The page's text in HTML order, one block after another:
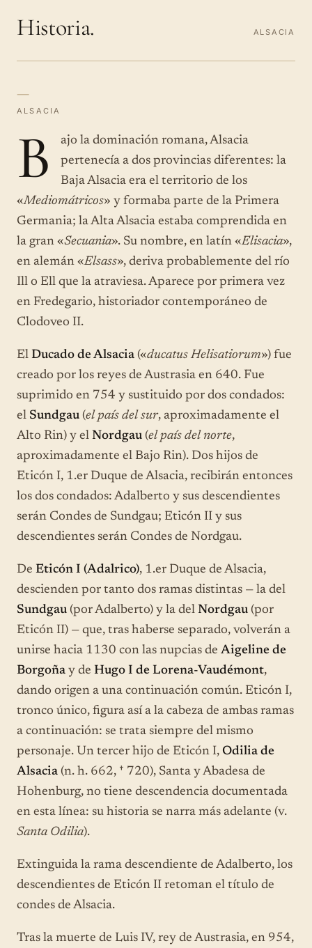
Historia. ALSACIA
—
ALSACIA
B
ajo la dominación romana, Alsacia
pertenecía a dos provincias diferentes: la
Baja Alsacia era el territorio de los
«Mediomátricos» y formaba parte de la Primera
Germania; la Alta Alsacia estaba comprendida en
la gran «Secuania». Su nombre, en latín «Elisacia»,
en alemán «Elsass», deriva probablemente del río
Ill o Ell que la atraviesa. Aparece por primera vez
en Fredegario, historiador contemporáneo de
Clodoveo II.
El Ducado de Alsacia («ducatus Helisatiorum») fue
creado por los reyes de Austrasia en 640. Fue
suprimido en 754 y sustituido por dos condados:
el Sundgau (el país del sur, aproximadamente el
Alto Rin) y el Nordgau (el país del norte,
aproximadamente el Bajo Rin). Dos hijos de
Eticón I, 1.er Duque de Alsacia, recibirán entonces
los dos condados: Adalberto y sus descendientes
serán Condes de Sundgau; Eticón II y sus
descendientes serán Condes de Nordgau.
De Eticón I (Adalrico), 1.er Duque de Alsacia,
descienden por tanto dos ramas distintas — la del
Sundgau (por Adalberto) y la del Nordgau (por
Eticón II) — que, tras haberse separado, volverán a
unirse hacia 1130 con las nupcias de Aigeline de
Borgoña y de Hugo I de Lorena-Vaudémont,
dando origen a una continuación común. Eticón I,
tronco único, figura así a la cabeza de ambas ramas
a continuación: se trata siempre del mismo
personaje. Un tercer hijo de Eticón I, Odilia de
Alsacia (n. h. 662, † 720), Santa y Abadesa de
Hohenburg, no tiene descendencia documentada
en esta línea: su historia se narra más adelante (v.
Santa Odilia).
Extinguida la rama descendiente de Adalberto, los
descendientes de Eticón II retoman el título de
condes de Alsacia.
Tras la muerte de Luis IV, rey de Austrasia, en 954,